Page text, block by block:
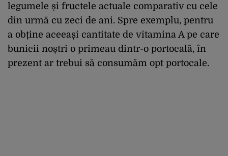
legumele și fructele actuale comparativ cu cele
din urmă cu zeci de ani. Spre exemplu, pentru
a obține aceeași cantitate de vitamina A pe care
bunicii noștri o primeau dintr-o portocală, în
prezent ar trebui să consumăm opt portocale.